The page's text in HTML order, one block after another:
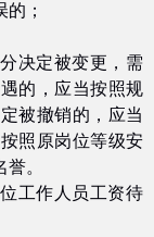
；
决定被变更，需
的，应当按照规
被撤销的，应当
照原岗位等级安
。
工作人员工资待